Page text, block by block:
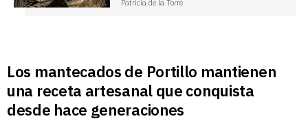
Patricia de la Torre
Los mantecados de Portillo mantienen
una receta artesanal que conquista
desde hace generaciones